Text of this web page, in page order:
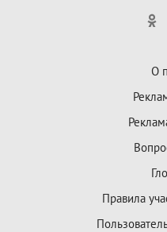
О
Правила